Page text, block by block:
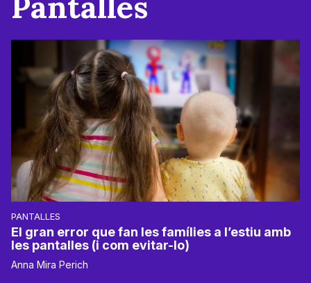
PANTALLES
El gran error que fan les famílies a l’estiu amb
les pantalles (i com evitar-lo)
Anna Mira Perich